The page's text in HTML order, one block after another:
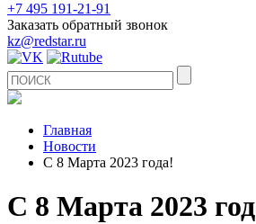
+7 495 191-21-91
Заказать обратный звонок
kz@redstar.ru
Главная
Новости
С 8 Марта 2023 года!
С 8 Марта 2023